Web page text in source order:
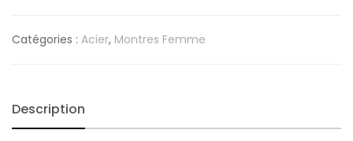
Catégories : Acier, Montres Femme
Description